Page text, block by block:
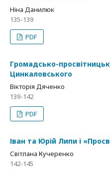
Ніна Данилюк
135-139
PDF
Громадсько-
Цинкаловського
Вікторія Дяченко
139-142
PDF
Іван та Юрій Липи і
Світлана Кучеренко
142-145